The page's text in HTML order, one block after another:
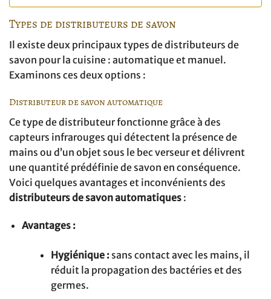
Types de distributeurs de savon
Il existe deux principaux types de distributeurs de
savon pour la cuisine : automatique et manuel.
Examinons ces deux options :
Distributeur de savon automatique
Ce type de distributeur fonctionne grâce à des
capteurs infrarouges qui détectent la présence de
mains ou d’un objet sous le bec verseur et délivrent
une quantité prédéfinie de savon en conséquence.
Voici quelques avantages et inconvénients des
distributeurs de savon automatiques :
Avantages :
Hygiénique :sans contact avec les mains, il
réduit la propagation des bactéries et des
germes.